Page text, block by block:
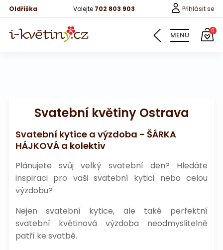
Oldřiška Volejte 702 803 903 Přihlásit se
MENU 0
Časté dotazy
Možnosti platby
Způsob doručení
Mobilní aplikace
Svatební květiny Ostrava
Svatební kytice a výzdoba - ŠÁRKA
HÁJKOVÁ a kolektiv
Plánujete svůj velký svatební den? Hledáte
inspiraci pro vaši svatební kytici nebo celou
výzdobu?
Nejen svatební kytice, ale také perfektní
svatební květinová výzdoba neodmyslitelně
patří ke svatbě.